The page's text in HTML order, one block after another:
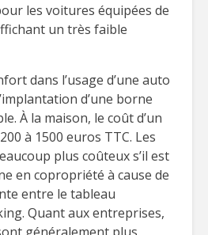
les voitures équipées de
un très faible
dans l’usage d’une auto
d’une borne
À la maison, le coût d’un
à 1500 euros TTC. Les
plus coûteux s’il est
en copropriété à cause de
entre le tableau
Quant aux entreprises,